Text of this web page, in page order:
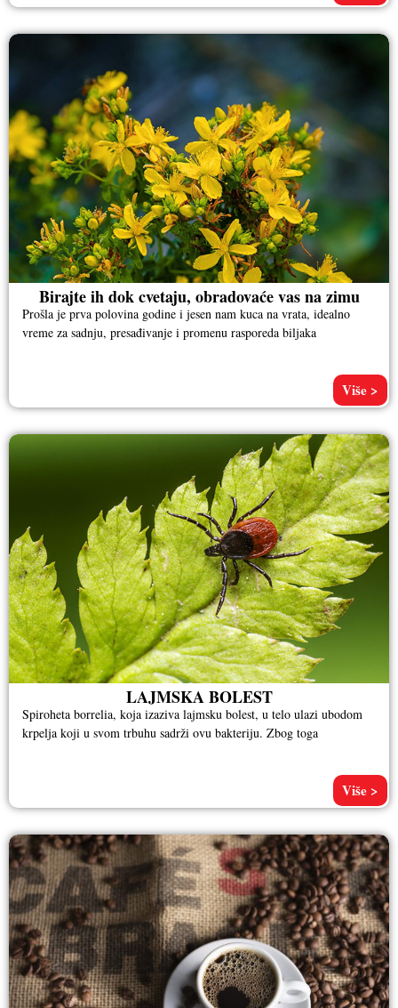
Birajte ih dok cvetaju, obradovaće vas na zimu
Prošla je prva polovina godine i jesen nam kuca na vrata, idealno
vreme za sadnju, presađivanje i promenu rasporeda biljaka
Više >
LAJMSKA BOLEST
Spiroheta borrelia, koja izaziva lajmsku bolest, u telo ulazi ubodom
krpelja koji u svom trbuhu sadrži ovu bakteriju. Zbog toga
Više >